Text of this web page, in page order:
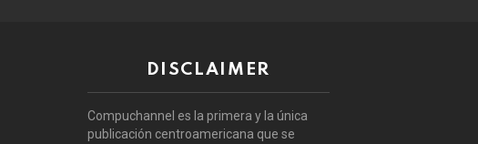
DISCLAIMER
Compuchannel es la primera y la única
publicación centroamericana que se